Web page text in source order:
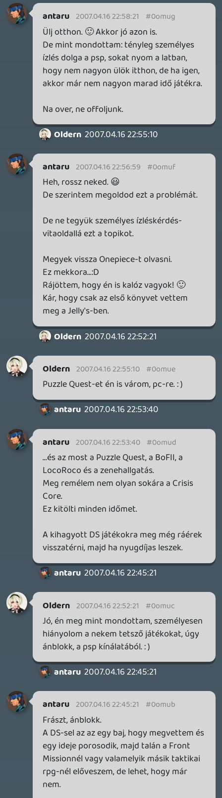
hogy megvegyük a 360-at, wii-t, ps3-at.
A PS2 (kortársairól nem is beszélve) most
már végleg kifutottak, ezért elsősorban
PSP-vel töltjük ki a két generáció közti űrt.
(Asszem még annak is kell pár hónap, hogy
az elkobzott gépemet visszakapjam a
vámosoktól, de jelenleg amúgy sincs
semmi érdemleges PS3-ra)
carville 2007.04.16 22:21:13 #0omu8
Quake 4-et én 5 óra alatt végig daráltam,
meg kell javítani a hülye síneket. 🙂
De abban egyetértünk hogy nem lett nagy
szám, nekem is hatalmas csalódás volt.
A Jak 3 egyébként nem szimplán könnyű
volt. Én spéciel - a tenger sok eszemmel -
a játék 80% nál jöttem rá, hogy tudom
ellenére is érezhető volt, hogy qrvára
visszavettek belőle.
stevefarcry 2007.04.16 22:04:36 #0omu6
A Puzzle Quest, az már kapható itthon
psp-re?? Vagy külföldről szerváltátok??
Meg PC- re 😃 itt a demo:
gamedaily.com
Kenny
Nem is kelll... mintha Puzzle Quest- et
nyomatták volna, ami DS- re is van 😛
Oldern 2007.04.16 19:10:15
thomasina4
Egy Academy féle lézerkardozós
mindenkit félbevágós játék wii-re lenne jó...
vagyok rá 🙂
Űrdongó 2007.04.16 20:48:17
Űrdongó 2007.04.16 20:48:17 #0omu2
Nagyon jó lett ez a Podcast is. Örülök,
hogy a Quake IV nem csak nekem nem
tetszett. 😃
A Raven software azért szerintem
készítettt egy-kettő ha nem is kiváló, de a
középkategórián felülemelkedő játékot is.
Szubjektív vélemény de nekem annak
idején a Heretic 2 nagyon bejött. Valamint
a Jedi Outcast és Academy is...bár ezek a
játékok lehet inkább a már jól bejáratott
átlagos FPS fölé. Mindenesetre én, virtuális
lézerkardokkal még soha nem
párbajoztam olyan jót mint az Academy-
Piniata 2007.04.16 20:41:16 #0omu1
Egyébként a zenét honnan vettétek?